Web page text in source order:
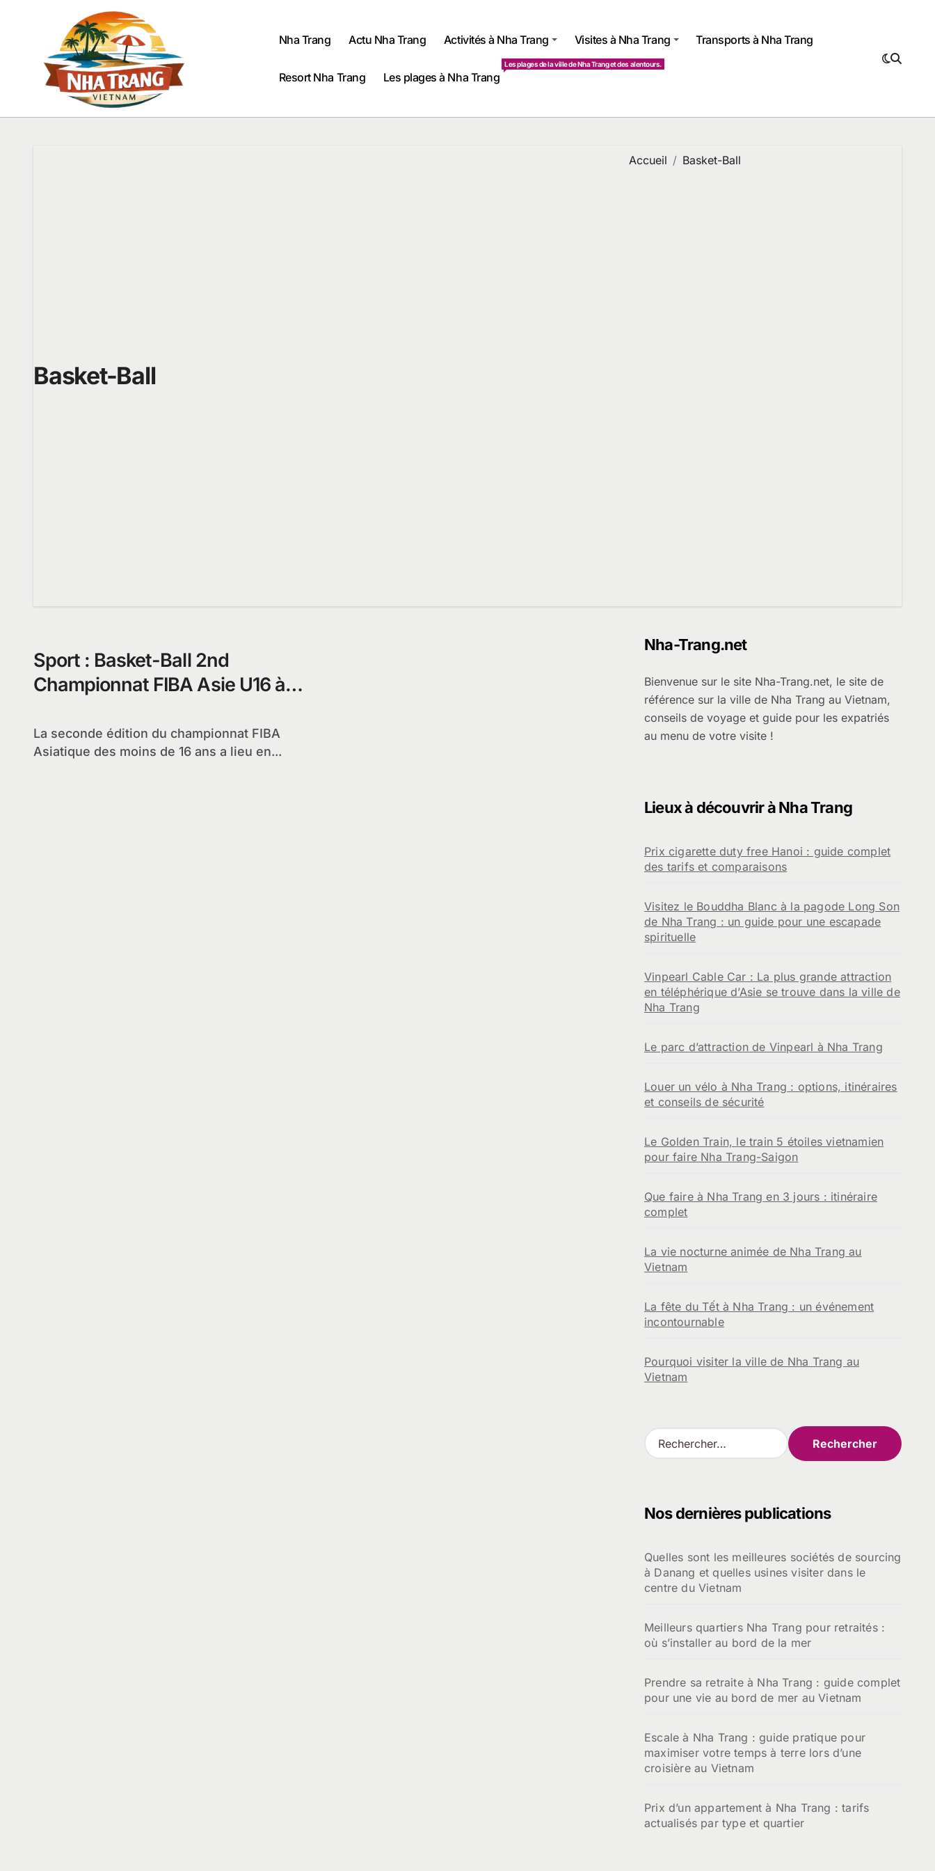
Nha Trang Actu Nha Trang Activités à Nha Trang Visites à Nha Trang Transports à Nha Trang
Resort Nha Trang Les plages à Nha Trang
Les plages de la ville de Nha Trang et des alentours.
Basket-Ball
Accueil Basket-Ball
Sport : Basket-Ball 2nd
Championnat FIBA Asie U16 à
La seconde édition du championnat FIBA
Asiatique des moins de 16 ans a lieu en...
Nha-Trang.net
Bienvenue sur le site Nha-Trang.net, le site de
référence sur la ville de Nha Trang au Vietnam,
conseils de voyage et guide pour les expatriés
au menu de votre visite !
Lieux à découvrir à Nha Trang
Prix cigarette duty free Hanoi : guide complet
des tarifs et comparaisons
Visitez le Bouddha Blanc à la pagode Long Son
de Nha Trang : un guide pour une escapade
spirituelle
Vinpearl Cable Car : La plus grande attraction
en téléphérique d’Asie se trouve dans la ville de
Nha Trang
Le parc d’attraction de Vinpearl à Nha Trang
Louer un vélo à Nha Trang : options, itinéraires
et conseils de sécurité
Le Golden Train, le train 5 étoiles vietnamien
pour faire Nha Trang-Saigon
Que faire à Nha Trang en 3 jours : itinéraire
complet
La vie nocturne animée de Nha Trang au
Vietnam
La fête du Tết à Nha Trang : un événement
incontournable
Pourquoi visiter la ville de Nha Trang au
Vietnam
R
e
r
e
r
Nos dernières publications
Quelles sont les meilleures sociétés de sourcing
à Danang et quelles usines visiter dans le
centre du Vietnam
Meilleurs quartiers Nha Trang pour retraités :
où s’installer au bord de la mer
Prendre sa retraite à Nha Trang : guide complet
pour une vie au bord de mer au Vietnam
Escale à Nha Trang : guide pratique pour
maximiser votre temps à terre lors d’une
croisière au Vietnam
Prix d’un appartement à Nha Trang : tarifs
actualisés par type et quartier